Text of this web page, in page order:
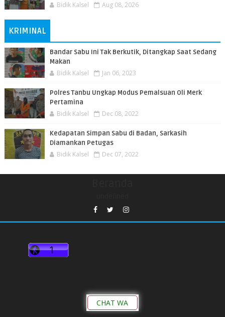
Bidik Kalsel Aug 08, 2026
KRIMINAL
Bandar Sabu Ini Tak Berkutik, Ditangkap Saat Sedang
Makan
Bidik Kalsel Jan 06, 2023
Polres Tanbu Ungkap Modus Pemalsuan Oli Merk
Pertamina
Bidik Kalsel Dec 08, 2022
Kedapatan Simpan Sabu di Badan, Sarkasih
Diamankan Petugas
Bidik Kalsel Dec 07, 2022
CHAT WA